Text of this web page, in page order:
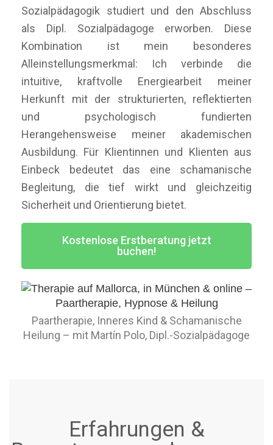
Sozialpädagogik studiert und den Abschluss
als Dipl. Sozialpädagoge erworben. Diese
Kombination ist mein besonderes
Alleinstellungsmerkmal: Ich verbinde die
intuitive, kraftvolle Energiearbeit meiner
Herkunft mit der strukturierten, reflektierten
und psychologisch fundierten
Herangehensweise meiner akademischen
Ausbildung. Für Klientinnen und Klienten aus
Einbeck bedeutet das eine schamanische
Begleitung, die tief wirkt und gleichzeitig
Sicherheit und Orientierung bietet.
Kostenlose Erstberatung jetzt
buchen!
Paartherapie, Inneres Kind & Schamanische
Heilung – mit Martín Polo, Dipl.-Sozialpädagoge
Erfahrungen &